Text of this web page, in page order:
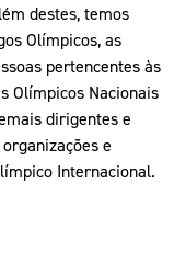
destes, temos
Olímpicos, as
pertencentes às
Olímpicos Nacionais
dirigentes e
e
Internacional.